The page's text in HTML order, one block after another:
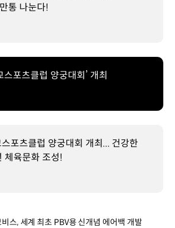
통 나눈다!
스포츠클럽 양궁대회’ 개최
포츠클럽 양궁대회 개최... 건강한
체육문화 조성!
스, 세계 최초 PBV용 신개념 에어백 개발